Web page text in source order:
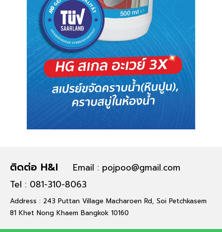
ติดต่อ H&I
Email : pojpoo@gmail.com
Tel : 081-310-8063
Address : 243 Puttan Village Macharoen Rd, Soi Petchkasem
81 Khet Nong Khaem Bangkok 10160